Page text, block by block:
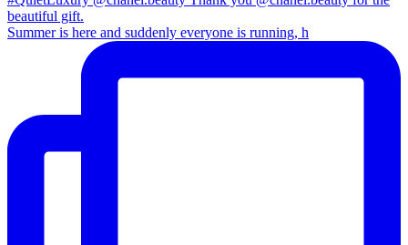
Summer is here and suddenly everyone is running, h